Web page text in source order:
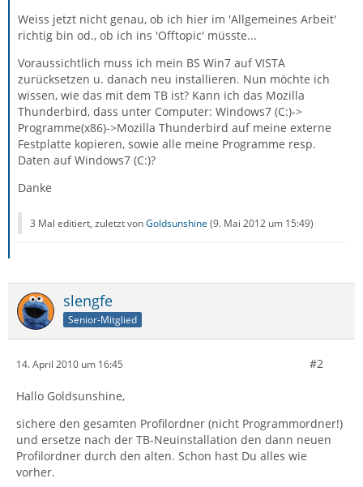
Weiss jetzt nicht genau, ob ich hier im 'Allgemeines Arbeit'
richtig bin od., ob ich ins 'Offtopic' müsste...
Voraussichtlich muss ich mein BS Win7 auf VISTA
zurücksetzen u. danach neu installieren. Nun möchte ich
wissen, wie das mit dem TB ist? Kann ich das Mozilla
Thunderbird, dass unter Computer: Windows7 (C:)->
Programme(x86)->Mozilla Thunderbird auf meine externe
Festplatte kopieren, sowie alle meine Programme resp.
Daten auf Windows7 (C:)?
Danke
3 Mal editiert, zuletzt vonGoldsunshine (9. Mai 2012 um 15:49)
slengfe
Senior-Mitglied
14. April 2010 um 16:45 #2
Hallo Goldsunshine,
sichere den gesamten Profilordner (nicht Programmordner!)
und ersetze nach der TB-Neuinstallation den dann neuen
Profilordner durch den alten. Schon hast Du alles wie
vorher.